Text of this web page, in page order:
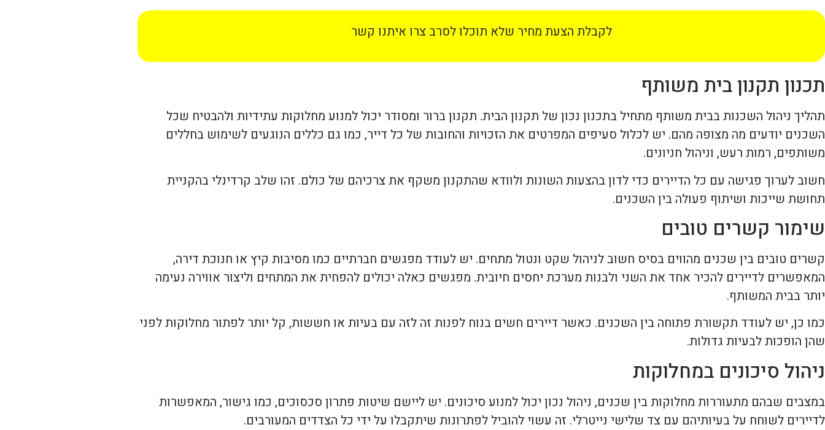
לקבלת הצעת מחיר שלא תוכלו לסרב צרו איתנו קשר
תכנון תקנון בית משותף
תהליך ניהול השכנות בבית משותף מתחיל בתכנון נכון של תקנון הבית. תקנון ברור ומסודר יכול למנוע מחלוקות עתידיות ולהבטיח שכל
השכנים יודעים מה מצופה מהם. יש לכלול סעיפים המפרטים את הזכויות והחובות של כל דייר, כמו גם כללים הנוגעים לשימוש בחללים
משותפים, רמות רעש, וניהול חניונים.
חשוב לערוך פגישה עם כל הדיירים כדי לדון בהצעות השונות ולוודא שהתקנון משקף את צרכיהם של כולם. זהו שלב קרדינלי בהקניית
תחושת שייכות ושיתוף פעולה בין השכנים.
שימור קשרים טובים
קשרים טובים בין שכנים מהווים בסיס חשוב לניהול שקט ונטול מתחים. יש לעודד מפגשים חברתיים כמו מסיבות קיץ או חנוכת דירה,
המאפשרים לדיירים להכיר אחד את השני ולבנות מערכת יחסים חיובית. מפגשים כאלה יכולים להפחית את המתחים וליצור אווירה נעימה
יותר בבית המשותף.
כמו כן, יש לעודד תקשורת פתוחה בין השכנים. כאשר דיירים חשים בנוח לפנות זה לזה עם בעיות או חששות, קל יותר לפתור מחלוקות לפני
שהן הופכות לבעיות גדולות.
ניהול סיכונים במחלוקות
במצבים שבהם מתעוררות מחלוקות בין שכנים, ניהול נכון יכול למנוע סיכונים. יש ליישם שיטות פתרון סכסוכים, כמו גישור, המאפשרות
לדיירים לשוחח על בעיותיהם עם צד שלישי נייטרלי. זה עשוי להוביל לפתרונות שיתקבלו על ידי כל הצדדים המעורבים.